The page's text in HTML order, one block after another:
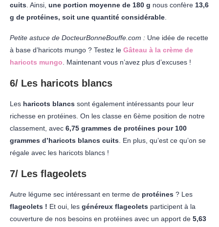
cuits . Ainsi, une portion moyenne de 180 g nous confère 13,6
g de protéines, soit une quantité considérable
Petite astuce de DocteurBonneBouffe.com : Une idée de recette
à base d’haricots mungo ? Testez le Gâteau à la crème de
haricots mungo . Maintenant vous n’avez plus d’excuses !
6/ Les haricots blancs
Les haricots blancs sont également intéressants pour leur
richesse en protéines. On les classe en 6ème position de notre
classement, avec 6,75 grammes de protéines pour 100
grammes d’haricots blancs cuits . En plus, qu’est ce qu’on se
régale avec les haricots blancs !
7/ Les flageolets
Autre légume sec intéressant en terme de protéines ? Les
flageolets ! Et oui, les généreux flageolets participent à la
couverture de nos besoins en protéines avec un apport de 5,63